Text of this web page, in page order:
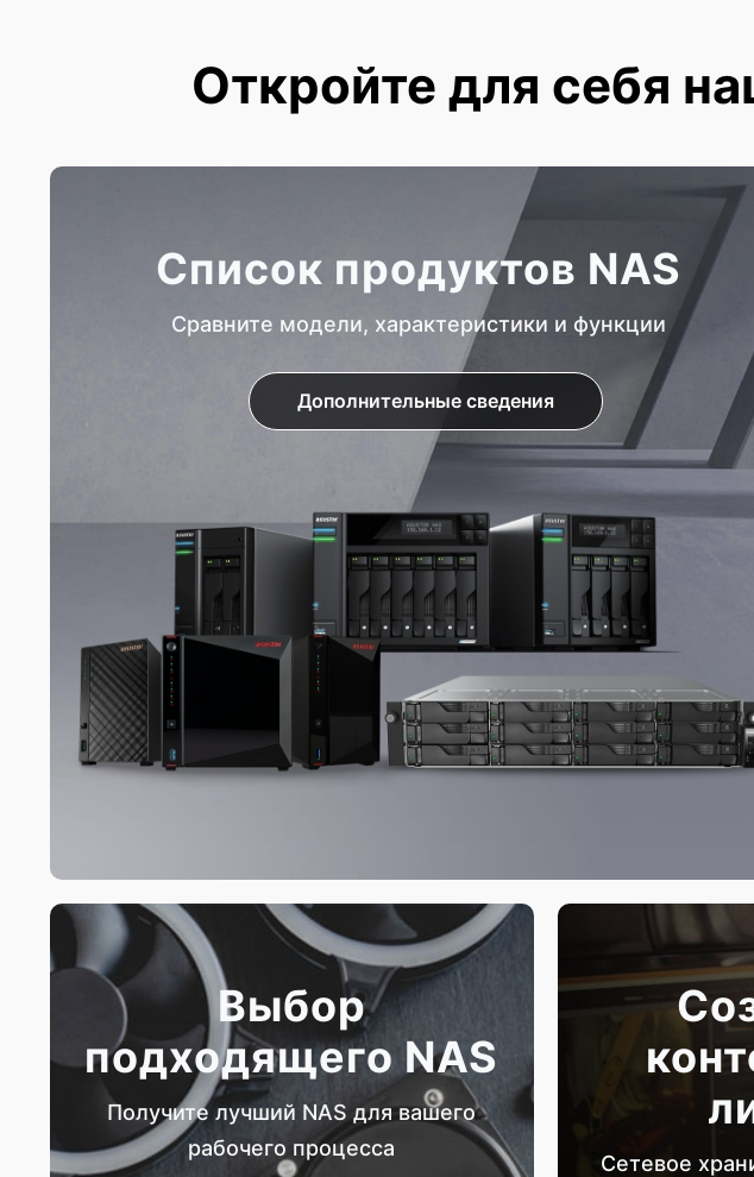
Откройте для себя
Список продуктов NAS
Сравните модели, характеристики и функции
Дополнительные сведения
Выбор
подходящего NAS
Получите лучший NAS для вашего
рабочего процесса
Сетевое